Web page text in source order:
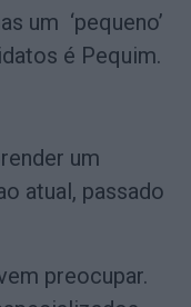
um ‘pequeno’
é Pequim.
um
atual, passado
preocupar.